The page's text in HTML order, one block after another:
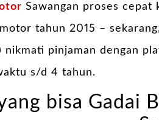
Sawangan proses cepat
tahun 2015 –
nikmati pinjaman dengan
s/d 4 tahun.
bisa Gadai